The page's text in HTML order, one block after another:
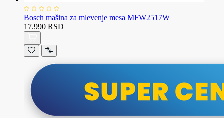
Bosch mašina za mlevenje mesa MFW2517W
17.990 RSD